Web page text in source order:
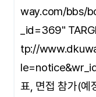
way.com/bbs/
_id=369"
tp://
표, 면접 참가(예